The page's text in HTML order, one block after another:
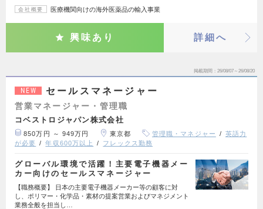
会社概要 医療機関向けの海外医薬品の輸入事業
興味あり 詳細へ
掲載期間 26/08/07～26/08/20
NEW セールスマネージャー
営業マネージャー・管理職
コベストロジャパン株式会社
850万円 ～ 949万円 東京都 管理職・マネジャー
英語力
が必要
年収600万以上 フレックス勤務
グローバル環境で活躍！主要電子機器メー
カー向けのセールスマネージャー
【職務概要】 日本の主要電子機器メーカー等の顧客に対
し、ポリマー・化学品・素材の提案営業およびマネジメント
業務全般を担当し…